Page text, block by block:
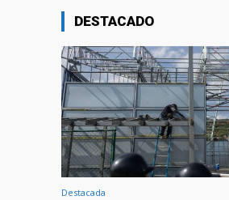
DESTACADO
Destacada